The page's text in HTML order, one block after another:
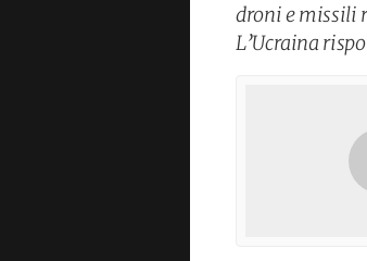
droni e missili
L’Ucraina